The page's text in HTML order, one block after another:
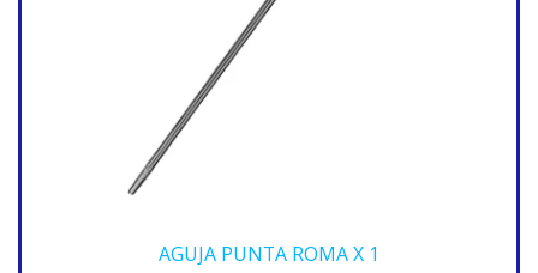
AGUJA PUNTA ROMA X 1